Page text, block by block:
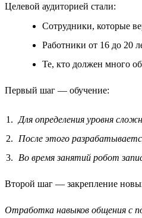
Целевой аудиторией стали:
Сотрудники, которые
Работники от 16 до 20
Те, кто должен много
Первый шаг — обучение:
Для определения уровня
После этого
Во время занятий робот
Второй шаг — закрепление
Отработка навыков общения с